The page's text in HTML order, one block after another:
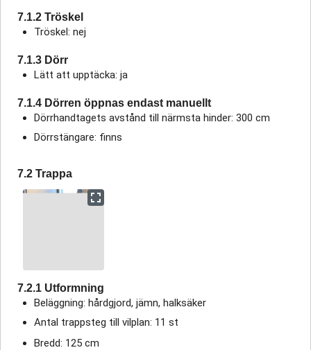
7.1.2 Tröskel
Tröskel: nej
7.1.3 Dörr
Lätt att upptäcka: ja
7.1.4 Dörren öppnas endast manuellt
Dörrhandtagets avstånd till närmsta hinder: 300 cm
Dörrstängare: finns
7.2 Trappa
7.2.1 Utformning
Beläggning: hårdgjord, jämn, halksäker
Antal trappsteg till vilplan: 11 st
Bredd: 125 cm